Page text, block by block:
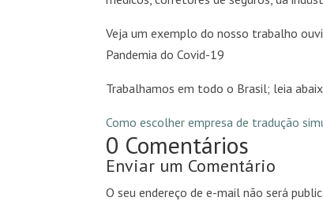
Veja um exemplo do nosso trabalho
Pandemia do Covid-19
Trabalhamos em todo o Brasil; leia
Como escolher empresa de tradução
0 Comentários
Enviar um Comentário
O seu endereço de e-mail não será